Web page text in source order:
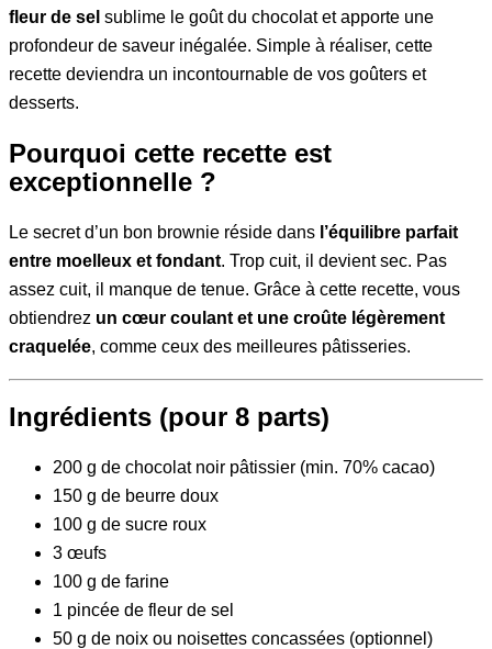
fleur de sel sublime le goût du chocolat et apporte une
profondeur de saveur inégalée. Simple à réaliser, cette
recette deviendra un incontournable de vos goûters et
desserts.
Pourquoi cette recette est
exceptionnelle ?
Le secret d’un bon brownie réside dans l’équilibre parfait
entre moelleux et fondant. Trop cuit, il devient sec. Pas
assez cuit, il manque de tenue. Grâce à cette recette, vous
obtiendrez un cœur coulant et une croûte légèrement
craquelée, comme ceux des meilleures pâtisseries.
Ingrédients (pour 8 parts)
200 g de chocolat noir pâtissier (min. 70% cacao)
150 g de beurre doux
100 g de sucre roux
3 œufs
100 g de farine
1 pincée de fleur de sel
50 g de noix ou noisettes concassées (optionnel)